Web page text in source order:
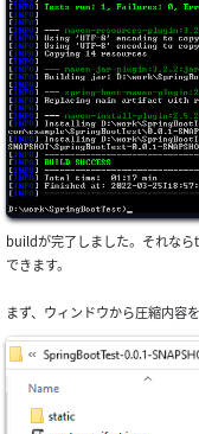
buildが完了しました。それな
できます。
まず、ウィンドウから圧縮内容